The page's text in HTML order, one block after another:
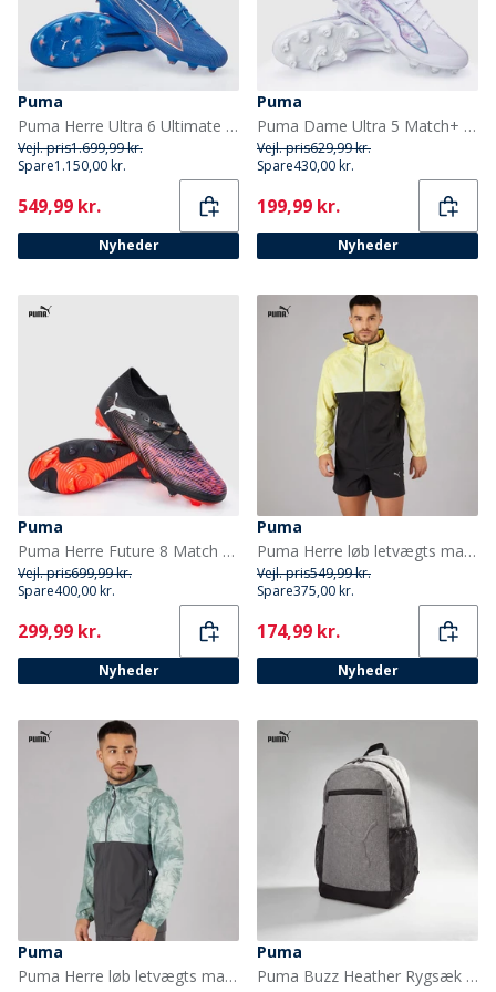
Puma
Puma Herre Ultra 6 Ultimate FG Fast Græs Fodboldstøvler Ultra Blue/Hvid/Glowing Red
Vejl. pris1.699,99 kr.
Spare1.150,00 kr.
Current
549,99 kr.
Nyheder
Puma
Puma Dame Ultra 5 Match+ Brilliance FG/AG Fodboldstøvler til fast/kunstgræs Puma White
Vejl. pris629,99 kr.
Spare430,00 kr.
Current
199,99 kr.
Nyheder
Puma
Puma Herre Future 8 Match FG/AG Fast/Kunstgræs Fodboldstøvler Puma Black
Vejl. pris699,99 kr.
Spare400,00 kr.
Current
299,99 kr.
Nyheder
Puma
Puma Herre løb letvægts marmor løbe jakke Sort/Gul
Vejl. pris549,99 kr.
Spare375,00 kr.
Current
174,99 kr.
Nyheder
Puma
Puma Herre løb letvægts marmor løbe jakke Grå/Blå
Puma
Puma Buzz Heather Rygsæk Medium Grey Heather